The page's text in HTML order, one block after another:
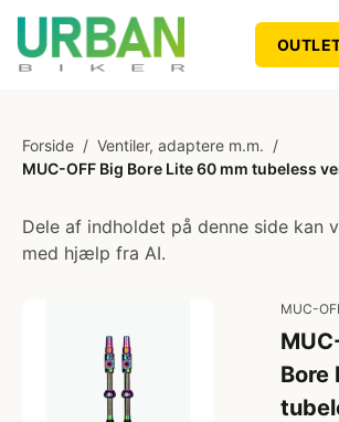
Forside / Ventiler, adaptere m.m. /
MUC-OFF Big Bore Lite 60 mm tubeless
Dele af indholdet på denne side kan
med hjælp fra AI.
MUC-
Bore